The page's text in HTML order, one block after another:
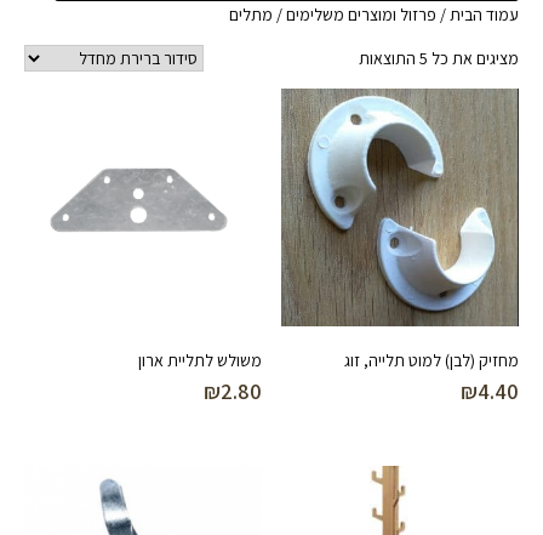
עמוד הבית/ פרזול ומוצרים משלימים/ מתלים
מציגים את כל ⁦5⁩ התוצאות
מחזיק (לבן) למוט תלייה, זוג
₪4.40
משולש לתליית ארון
₪2.80